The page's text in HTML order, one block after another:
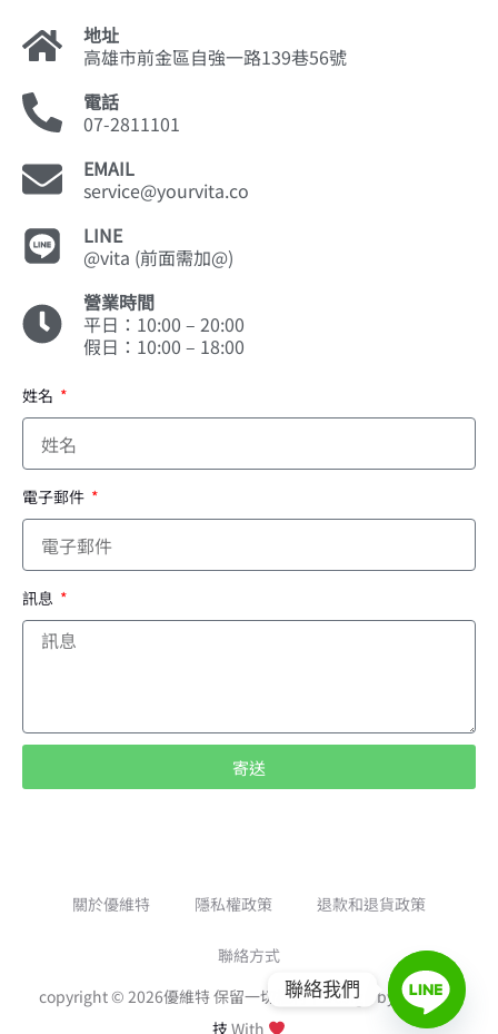
地址
高雄市前金區自強一路139巷56號
電話
07-2811101
EMAIL
service@yourvita.co
LINE
@vita (前面需加@)
營業時間
平日：10:00 – 20:00
假日：10:00 – 18:00
姓名
電子郵件
訊息
寄送
關於優維特 隱私權政策 退款和退貨政策
聯絡方式
copyright © 2026優維特 保留一切權利｜Design by 頑德士科
技 With
聯絡我們